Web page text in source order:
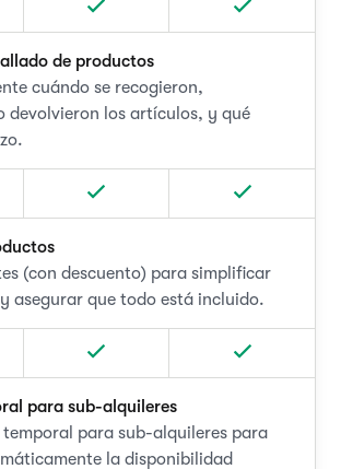
de productos
cuándo se recogieron,
devolvieron los artículos, y qué
(con descuento) para simplificar
y asegurar que todo está incluido.
para sub-alquileres
temporal para sub-alquileres para
la disponibilidad